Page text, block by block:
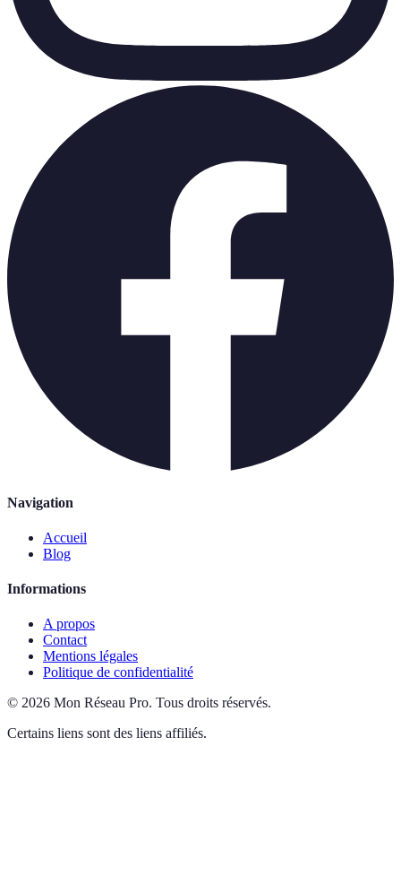
Navigation
Accueil
Blog
Informations
A propos
Contact
Mentions légales
Politique de confidentialité
© 2026 Mon Réseau Pro. Tous droits réservés.
Certains liens sont des liens affiliés.